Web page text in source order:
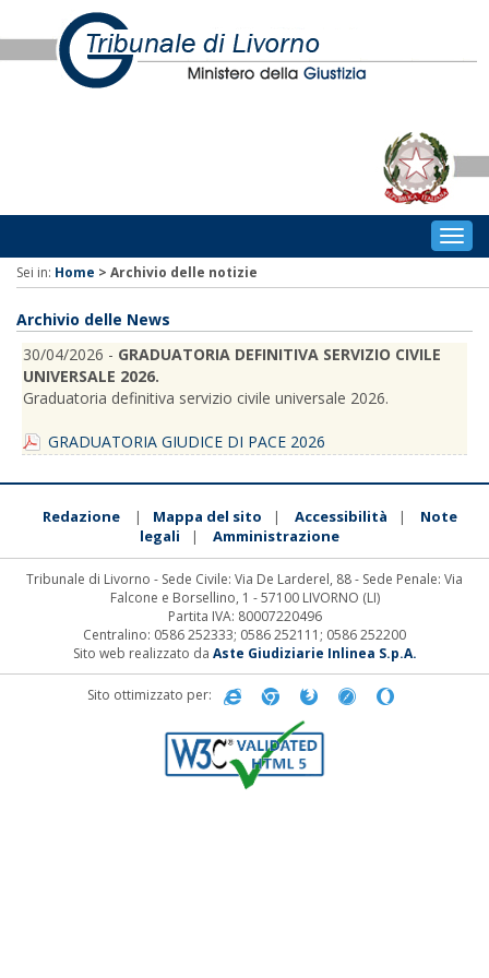
Sei in: Home > Archivio delle notizie
Archivio delle News
30/04/2026 - GRADUATORIA DEFINITIVA SERVIZIO CIVILE
UNIVERSALE 2026.
Graduatoria definitiva servizio civile universale 2026.
GRADUATORIA GIUDICE DI PACE 2026
Redazione | Mappa del sito | Accessibilità |
Note
legali
| Amministrazione
Tribunale di Livorno - Sede Civile: Via De Larderel, 88 - Sede Penale: Via
Falcone e Borsellino, 1 - 57100 LIVORNO (LI)
Partita IVA: 80007220496
Centralino: 0586 252333; 0586 252111; 0586 252200
Sito web realizzato da Aste Giudiziarie Inlinea S.p.A.
Sito ottimizzato per: